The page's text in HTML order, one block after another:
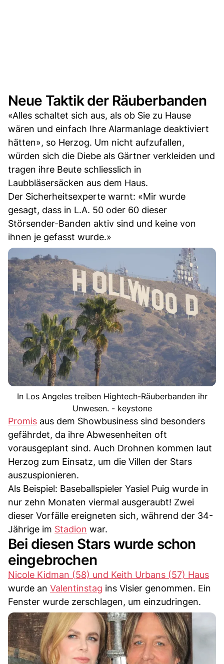
Neue Taktik der Räuberbanden
«Alles schaltet sich aus, als ob Sie zu Hause
wären und einfach Ihre Alarmanlage deaktiviert
hätten», so Herzog. Um nicht aufzufallen,
würden sich die Diebe als Gärtner verkleiden und
tragen ihre Beute schliesslich in
Laubbläsersäcken aus dem Haus.
Der Sicherheitsexperte warnt: «Mir wurde
gesagt, dass in L.A. 50 oder 60 dieser
Störsender-Banden aktiv sind und keine von
ihnen je gefasst wurde.»
In Los Angeles treiben Hightech-Räuberbanden ihr
Unwesen. - keystone
Promis aus dem Showbusiness sind besonders
gefährdet, da ihre Abwesenheiten oft
vorausgeplant sind. Auch Drohnen kommen laut
Herzog zum Einsatz, um die Villen der Stars
auszuspionieren.
Als Beispiel: Baseballspieler Yasiel Puig wurde in
nur zehn Monaten viermal ausgeraubt! Zwei
dieser Vorfälle ereigneten sich, während der 34-
Jährige im Stadion war.
Bei diesen Stars wurde schon
eingebrochen
Nicole Kidman (58) und Keith Urbans (57) Haus
wurde an Valentinstag ins Visier genommen. Ein
Fenster wurde zerschlagen, um einzudringen.